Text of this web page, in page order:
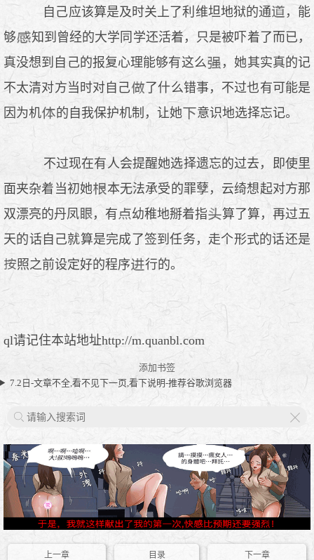
自己应该算是及时关上了利维坦地狱的通
，能
够
知到曾经的大学同学还活着，只是被吓着了而已，
真没想到自己的报复心理能够有这么
，她其实真的记
不太清对方当时对自己
了什么错事，不过也有可能是
因为机
的自我保护机制，让她 意识地选择忘记。
不过现在有人会提醒她选择遗忘的过去，即使里
面夹杂着当初她
本无法承受的罪孽，云绮想起对方那
双漂亮的丹凤
，有 幼稚地掰着指
算了算，再过五
天的话自己就算是完成了签到任务，走个形式的话还是
照之前设定好的程序
行的。
ql请记住本站地址http://m.quanbl.com
添加书签
7.2日-文章不全,看不见下一页,看下说明-推荐谷歌浏览器
上一章 目录 下一章